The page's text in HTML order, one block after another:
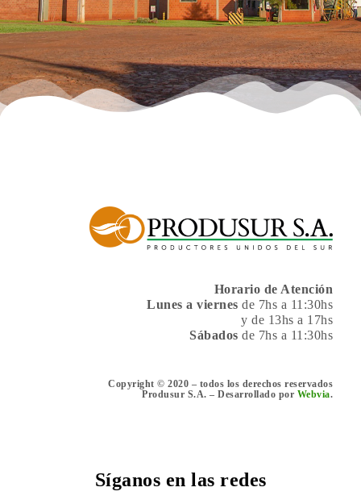
Síganos en las redes
Horario de Atención
Lunes a viernes de 7hs a 11:30hs
y de 13hs a 17hs
Sábados de 7hs a 11:30hs
Copyright © 2020 – todos los derechos reservados
Produsur S.A. – Desarrollado por Webvia.